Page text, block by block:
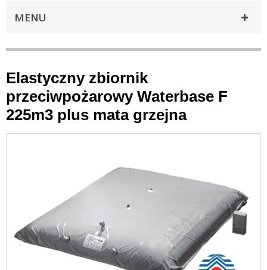
MENU
Elastyczny zbiornik
przeciwpożarowy Waterbase F
225m3 plus mata grzejna